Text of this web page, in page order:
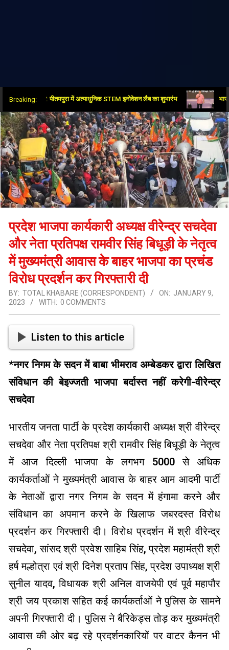
Breaking:
नई क्रांति: पीतमपुरा में अत्याधुनिक STEM इनोवेशन लैब का शुभारंभ भाजपा-
प्रदेश भाजपा कार्यकारी अध्यक्ष वीरेन्द्र सचदेवा
और नेता प्रतिपक्ष रामवीर सिंह बिधूड़ी के नेतृत्व
में मुख्यमंत्री आवास के बाहर भाजपा का प्रचंड
विरोध प्रदर्शन कर गिरफ्तारी दी
BY: TOTAL KHABARE (CORRESPONDENT) ON: JANUARY 9,
2023
WITH: 0 COMMENTS
Listen to this article
*नगर निगम के सदन में बाबा भीमराव अम्बेडकर द्वारा लिखित
संविधान की बेइज्जती भाजपा बर्दास्त नहीं करेगी-वीरेन्द्र
सचदेवा
भारतीय जनता पार्टी के प्रदेश कार्यकारी अध्यक्ष श्री वीरेन्द्र
सचदेवा और नेता प्रतिपक्ष श्री रामवीर सिंह बिधूड़ी के नेतृत्व
में आज दिल्ली भाजपा के लगभग 5000 से अधिक
कार्यकर्ताओं ने मुख्यमंत्री आवास के बाहर आम आदमी पार्टी
के नेताओं द्वारा नगर निगम के सदन में हंगामा करने और
संविधान का अपमान करने के खिलाफ जबरदस्त विरोध
प्रदर्शन कर गिरफ्तारी दी। विरोध प्रदर्शन में श्री वीरेन्द्र
सचदेवा, सांसद श्री प्रवेश साहिब सिंह, प्रदेश महामंत्री श्री
हर्ष मल्होत्रा एवं श्री दिनेश प्रताप सिंह, प्रदेश उपाध्यक्ष श्री
सुनील यादव, विधायक श्री अनिल वाजयेपी एवं पूर्व महापौर
श्री जय प्रकाश सहित कई कार्यकर्ताओं ने पुलिस के सामने
अपनी गिरफ्तारी दी। पुलिस ने बैरिकेड्स तोड़ कर मुख्यमंत्री
आवास की ओर बढ़ रहे प्रदर्शनकारियों पर वाटर कैनन भी